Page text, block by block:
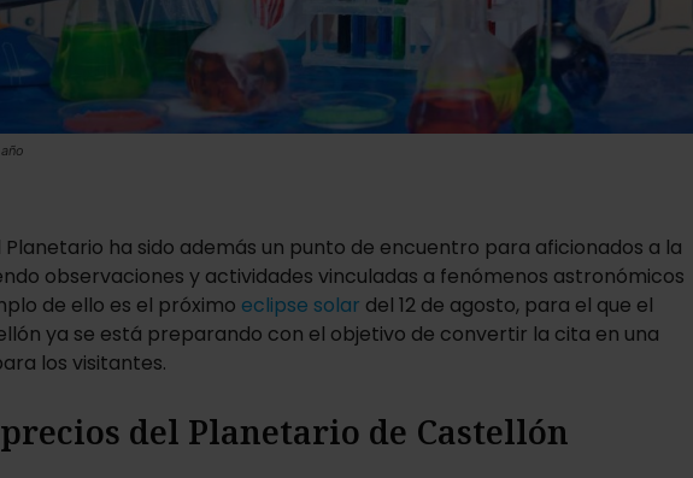
Planetario ha sido además un punto de encuentro para aficionados a la
observaciones y actividades vinculadas a fenómenos astronómicos
de ello es el próximo eclipse solar del 12 de agosto, para el que el
ya se está preparando con el objetivo de convertir la cita en una
los visitantes.
del Planetario de Castellón